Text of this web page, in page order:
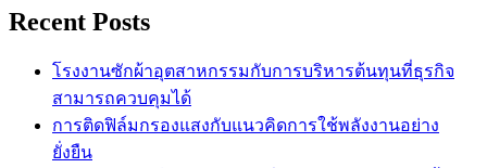
Recent Posts
โรงงานซักผ้าอุตสาหกรรมกับการบริหารต้นทุนที่ธุรกิจ
สามารถควบคุมได้
การติดฟิล์มกรองแสงกับแนวคิดการใช้พลังงานอย่าง
ยั่งยืน